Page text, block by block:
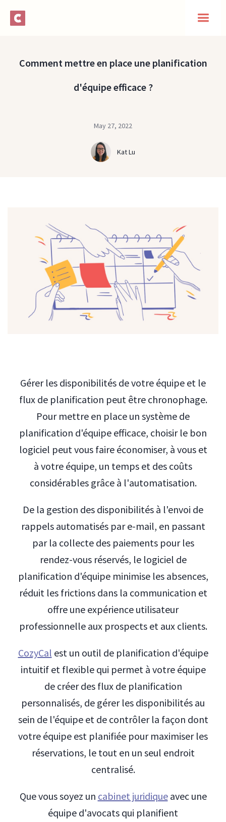
Comment mettre en place une planification
d'équipe efficace ?
May 27, 2022
Kat Lu
Gérer les disponibilités de votre équipe et le
flux de planification peut être chronophage.
Pour mettre en place un système de
planification d'équipe efficace, choisir le bon
logiciel peut vous faire économiser, à vous et
à votre équipe, un temps et des coûts
considérables grâce à l'automatisation.
De la gestion des disponibilités à l'envoi de
rappels automatisés par e-mail, en passant
par la collecte des paiements pour les
rendez-vous réservés, le logiciel de
planification d'équipe minimise les absences,
réduit les frictions dans la communication et
offre une expérience utilisateur
professionnelle aux prospects et aux clients.
CozyCal est un outil de planification d'équipe
intuitif et flexible qui permet à votre équipe
de créer des flux de planification
personnalisés, de gérer les disponibilités au
sein de l'équipe et de contrôler la façon dont
votre équipe est planifiée pour maximiser les
réservations, le tout en un seul endroit
centralisé.
Que vous soyez un cabinet juridiqueavec une
équipe d'avocats qui planifient